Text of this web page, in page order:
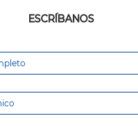
ESCRÍBANOS